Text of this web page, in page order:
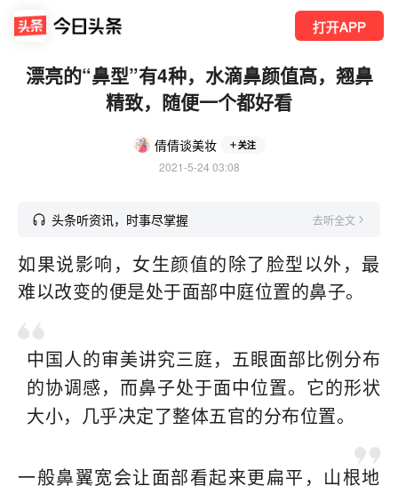
打开APP
漂亮的“鼻型”有4种，水滴鼻颜值高，翘鼻
精致，随便一个都好看
倩倩谈美妆 关注
2021-5-24 03:08
头条听资讯，时事尽掌握 去听全文
如果说影响，女生颜值的除了脸型以外，最
难以改变的便是处于面部中庭位置的鼻子。
中国人的审美讲究三庭，五眼面部比例分布
的协调感，而鼻子处于面中位置。它的形状
大小，几乎决定了整体五官的分布位置。
一般鼻翼宽会让面部看起来更扁平，山根地